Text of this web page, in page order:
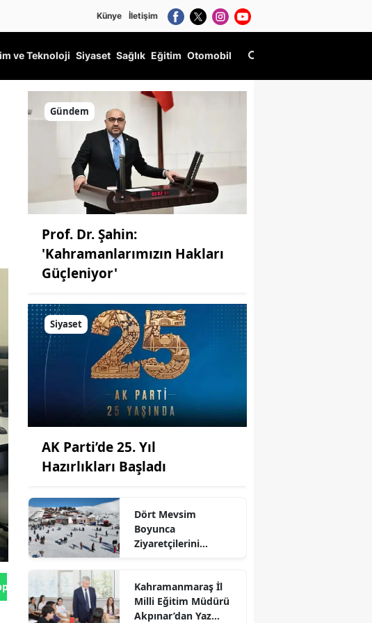
Künye İletişim
ve Teknoloji Siyaset Sağlık Eğitim Otomobil
Gönder
Gündem
Prof. Dr. Şahin:
'Kahramanlarımızın Hakları
Güçleniyor'
Siyaset
AK Parti’de 25. Yıl
Hazırlıkları Başladı
Dört Mevsim
Boyunca
Ziyaretçilerini
Nereden Geliyor?
Kahramanmaraş İl
Milli Eğitim Müdürü
Akpınar’dan Yaz